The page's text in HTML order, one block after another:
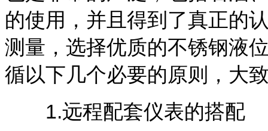
的使用，并且得到了真正的
测量，选择优质的不锈钢液
循以下几个必要的原则，大
1.远程配套仪表的搭配